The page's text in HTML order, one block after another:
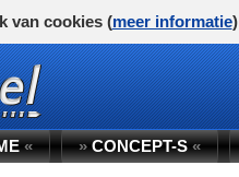
« »CONCEPT-S«
van cookies (meer informatie)